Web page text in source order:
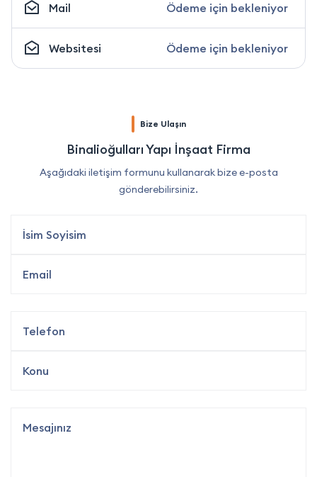
Mail Ödeme için bekleniyor
Websitesi Ödeme için bekleniyor
Bize Ulaşın
Binalioğulları Yapı İnşaat Firma
Aşağıdaki iletişim formunu kullanarak bize e-posta
gönderebilirsiniz.